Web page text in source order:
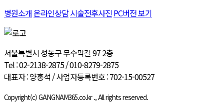
병원소개 온라인상담시술전후사진 PC버전 보기
서울특별시 성동구 무수막길 97 2층
Tel : 02-2138-2875 / 010-8279-2875
대표자 : 양홍석 / 사업자등록번호 : 702-15-00527
Copyright(c) GANGNAM365.co.kr ., All rights reserved.